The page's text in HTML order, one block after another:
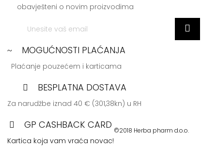
obavješteni o novim proizvodima
MOGUĆNOSTI PLAĆANJA
Plaćanje pouzećem i karticama
BESPLATNA DOSTAVA
Za narudžbe iznad 40 € (301,38kn) u RH
GP CASHBACK CARD
Kartica koja vam vraća novac!
©2018 Herba pharm d.o.o.